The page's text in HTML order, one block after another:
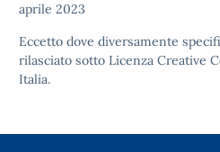
aprile 2023
Eccetto dove diversamente
rilasciato sotto Licenza Creative
Italia.